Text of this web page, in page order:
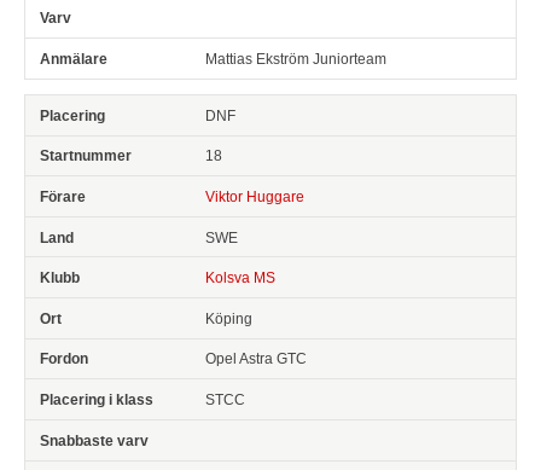
Mattias Ekström Juniorteam
DNF
18
Viktor Huggare
SWE
Kolsva MS
Köping
Opel Astra GTC
STCC